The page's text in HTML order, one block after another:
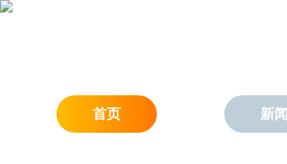
首页 新闻